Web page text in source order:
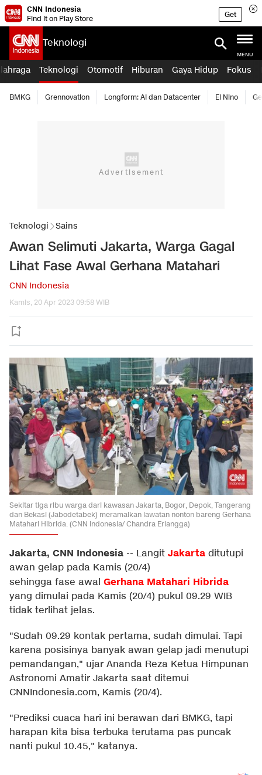
CNN Indonesia
Find it on Play Store
Get
Teknologi
MENU
Teknologi Otomotif Hiburan Gaya Hidup Fokus
BMKG Grennovation Longform: AI dan Datacenter El Nino
Teknologi Sains
Awan Selimuti Jakarta, Warga Gagal
Lihat Fase Awal Gerhana Matahari
CNN Indonesia
Kamis, 20 Apr 2023 09:58 WIB
Sekitar tiga ribu warga dari kawasan Jakarta, Bogor, Depok, Tangerang
dan Bekasi (Jabodetabek) meramaikan lawatan nonton bareng Gerhana
Matahari Hibrida. (CNN Indonesia/ Chandra Erlangga)
Jakarta, CNN Indonesia -- Langit Jakarta ditutupi
awan gelap pada Kamis (20/4)
sehingga fase awal Gerhana Matahari Hibrida
yang dimulai pada Kamis (20/4) pukul 09.29 WIB
tidak terlihat jelas.
"Sudah 09.29 kontak pertama, sudah dimulai. Tapi
karena posisinya banyak awan gelap jadi menutupi
pemandangan," ujar Ananda Reza Ketua Himpunan
Astronomi Amatir Jakarta saat ditemui
CNNIndonesia.com, Kamis (20/4).
"Prediksi cuaca hari ini berawan dari BMKG, tapi
harapan kita bisa terbuka terutama pas puncak
nanti pukul 10.45," katanya.